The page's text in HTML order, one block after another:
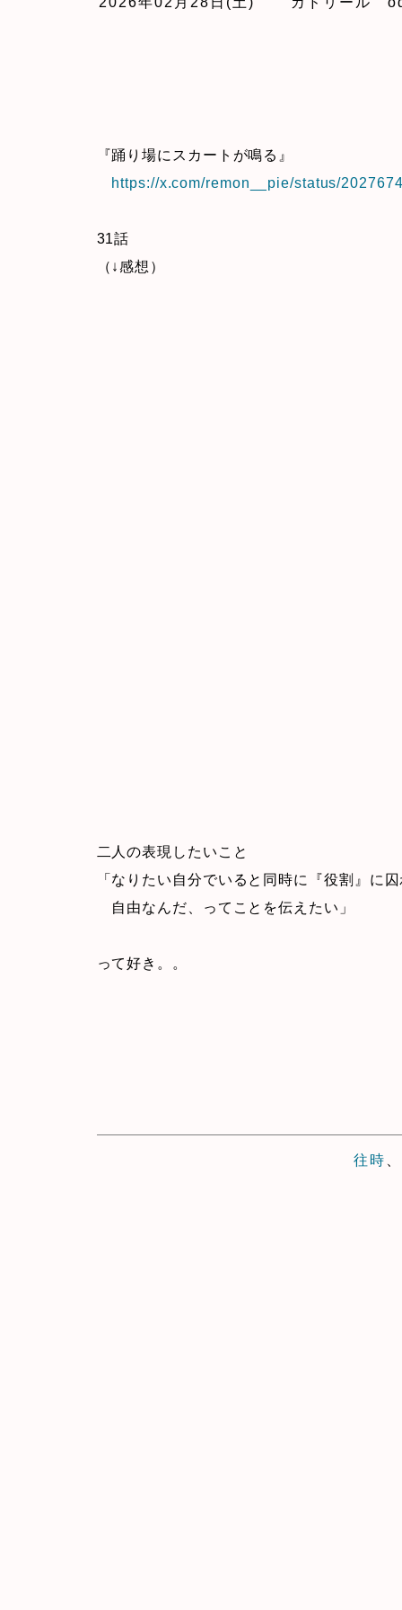
『踊り場にスカートが鳴る』
https://x.com/remon__pie/status/
31話
（↓感想）
二人の表現したいこと
「なりたい自分でいると同時に『役割』に
自由なんだ、ってことを伝えたい」
って好き。。
往時